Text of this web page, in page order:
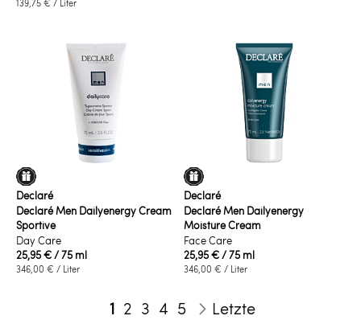
139,75 € / Liter
Declaré
Declaré Men Dailyenergy Cream
Sportive
Day Care
25,95 €/ 75 ml
346,00 € / Liter
Declaré
Declaré Men Dailyenergy
Moisture Cream
Face Care
25,95 €/ 75 ml
346,00 € / Liter
Seite
Sie lesen gerade die Seite
1 Seite
2 Seite
3 Seite
4 Seite
5 Seite
Weiter
Letzte